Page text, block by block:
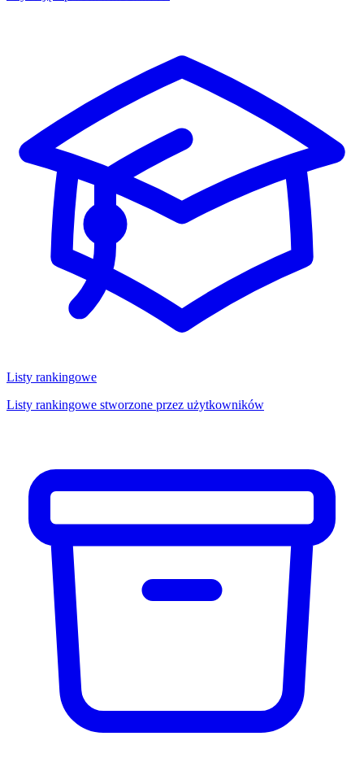
Listy rankingowe
Listy rankingowe stworzone przez użytkowników